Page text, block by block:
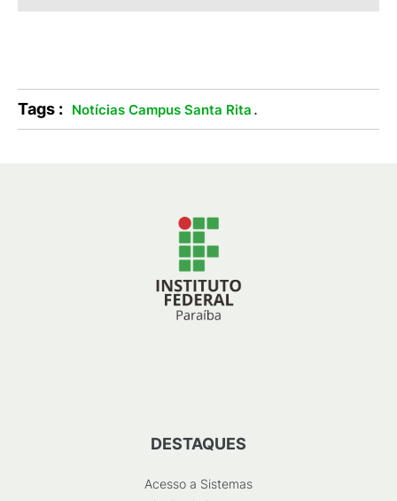
Tags : Notícias Campus Santa Rita .
DESTAQUES
Acesso a Sistemas